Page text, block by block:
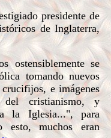
presidente de
de Inglaterra,
se
tomando nuevos
e imágenes
cristianismo, y
la Iglesia...", para
muchos eran